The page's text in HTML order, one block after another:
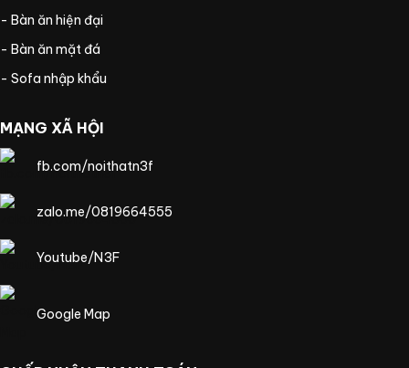
- Bàn ăn hiện đại
- Bàn ăn mặt đá
- Sofa nhập khẩu
MẠNG XÃ HỘI
fb.com/noithatn3f
zalo.me/0819664555
Youtube/N3F
Google Map